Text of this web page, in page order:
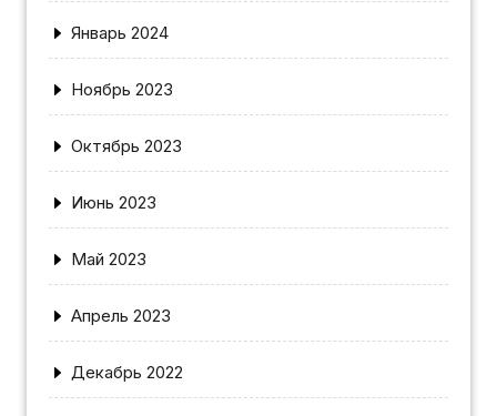
Январь 2024
Ноябрь 2023
Октябрь 2023
Июнь 2023
Май 2023
Апрель 2023
Декабрь 2022